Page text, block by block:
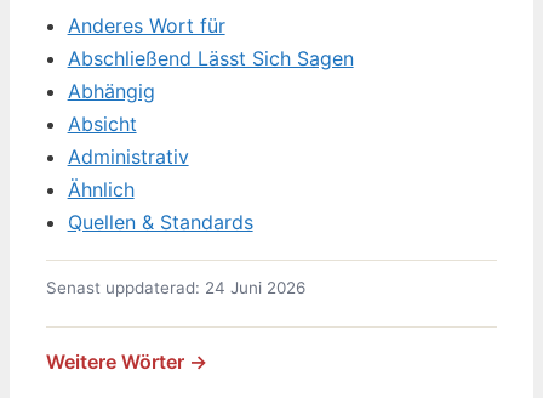
Anderes Wort für
Abschließend Lässt Sich Sagen
Abhängig
Absicht
Administrativ
Ähnlich
Quellen & Standards
Senast uppdaterad: 24 Juni 2026
Weitere Wörter →